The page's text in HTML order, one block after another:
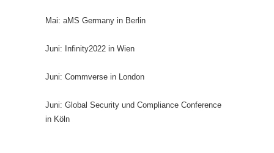
Mai: aMS Germany in Berlin
Juni: Infinity2022 in Wien
Juni: Commverse in London
Juni: Global Security und Compliance Conference
in Köln